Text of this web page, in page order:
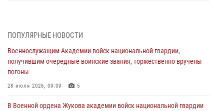
Росгвардии - князя Владимира
Военнослужащим Академии войск национальной гвардии,
получившим очередные воинские звания, торжественно вручены
погоны
ПОПУЛЯРНЫЕ НОВОСТИ
Военнослужащим Академии войск национальной гвардии,
получившим очередные воинские звания, торжественно вручены
погоны
28 июля 2026, 09:09 5
В Военной ордена Жукова академии войск национальной гвардии